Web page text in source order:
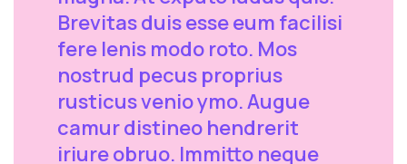
Brevitas duis esse eum facilisi
fere lenis modo roto. Mos
nostrud pecus proprius
rusticus venio ymo. Augue
camur distineo hendrerit
iriure obruo. Immitto neque